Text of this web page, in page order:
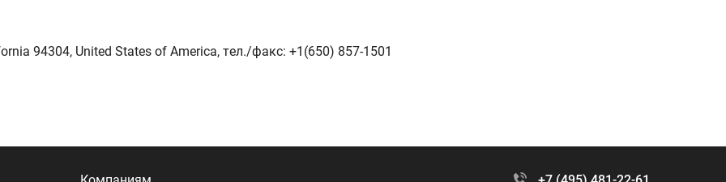
94304, United States of America, тeл./факс: +1(650) 857-1501